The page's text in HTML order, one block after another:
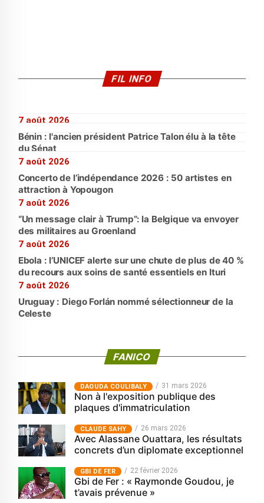
FIL INFO
7 août 2026
Bénin : l'ancien président Patrice Talon élu à la tête
du Sénat
7 août 2026
Concerto de l’indépendance 2026 : 50 artistes en
attraction à Yopougon
7 août 2026
“Un message clair à Trump”: la Belgique va envoyer
des militaires au Groenland
7 août 2026
Ebola : l’UNICEF alerte sur une chute de plus de 40 %
du recours aux soins de santé essentiels en Ituri
7 août 2026
Uruguay : Diego Forlán nommé sélectionneur de la
Celeste
FANICO
‎DAOUDA COULIBALY 31 mars 2026
Non à l'exposition publique des
plaques d'immatriculation
CLAUDE SAHY 26 mars 2026
Avec Alassane Ouattara, les résultats
concrets d’un diplomate exceptionnel
GBI DE FER 22 février 2026
Gbi de Fer : « Raymonde Goudou, je
t’avais prévenue »